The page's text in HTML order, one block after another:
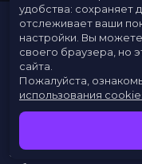
Расписание
Скоро в кино
Заведения
удобства: сохраняет
отслеживает ваши
настройки. Вы можете
своего браузера, но
сайта.
Пожалуйста,
использования